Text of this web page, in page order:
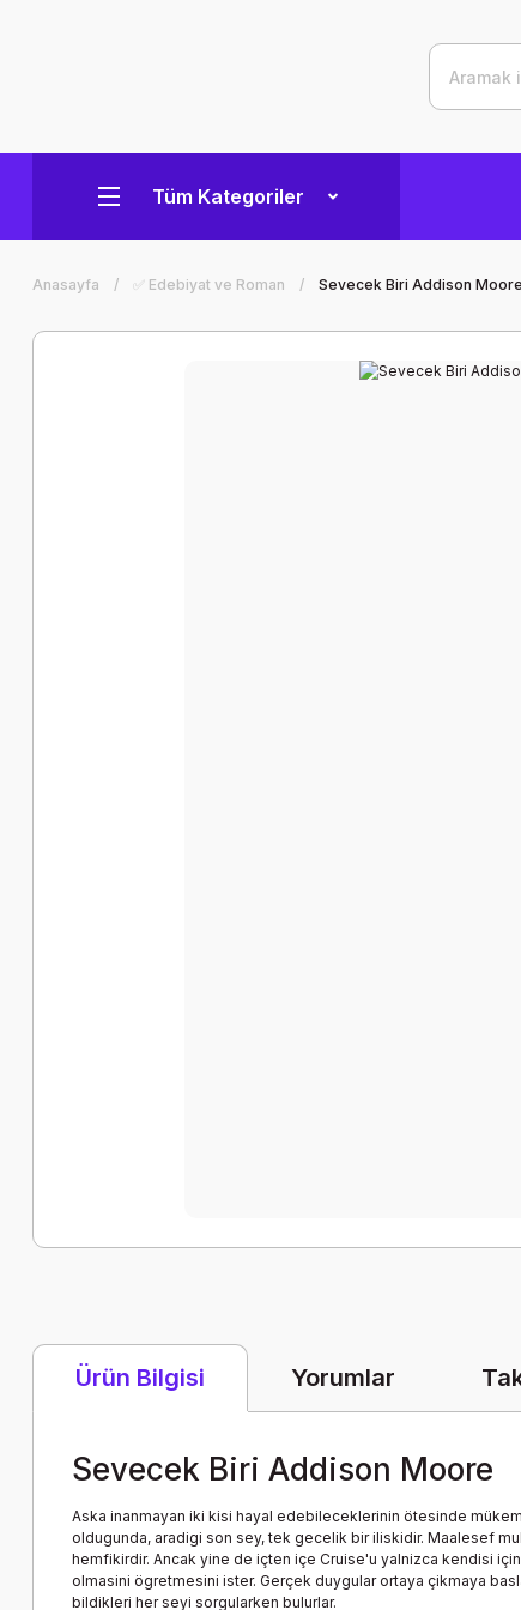
Tüm Kategoriler
Anasayfa ✅ Edebiyat ve Roman Sevecek Biri Addison Moore
Ürün Bilgisi Yorumlar
Sevecek Biri Addison Moore
Aska inanmayan iki kisi hayal edebileceklerinin ötesinde
oldugunda, aradigi son sey, tek gecelik bir iliskidir. Maalesef
hemfikirdir. Ancak yine de içten içe Cruise'u yalnizca kendisi
olmasini ögretmesini ister. Gerçek duygular ortaya çikmaya
bildikleri her seyi sorgularken bulurlar.